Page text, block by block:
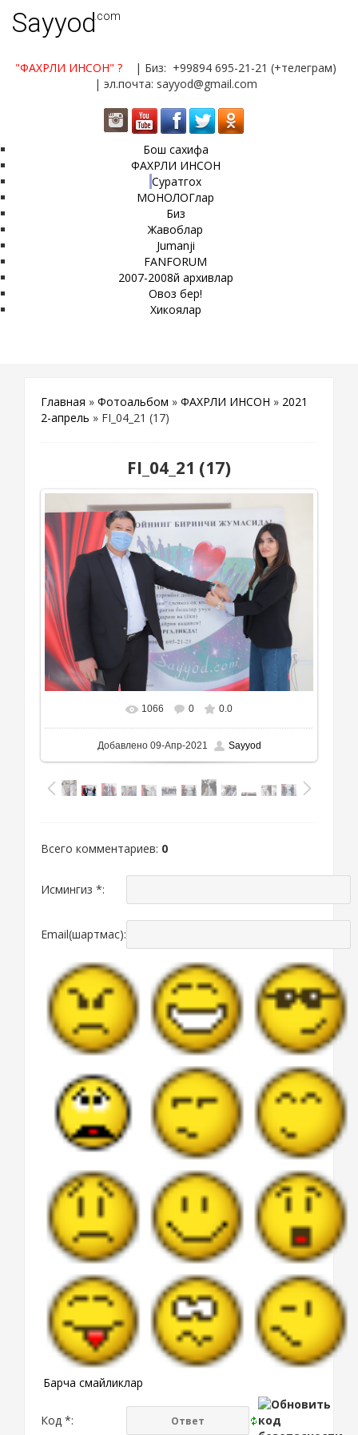
Sayyod.com
"ФАХРЛИ ИНСОН" ?
| Биз: +99894 695-21-21 (+телеграм)
| эл.почта: sayyod@gmail.com
Бош сахифа
ФАХРЛИ ИНСОН
Суратгох
МОНОЛОГлар
Биз
Жавоблар
Jumanji
FANFORUM
2007-2008й архивлар
Овоз бер!
Хикоялар
Главная » Фотоальбом » ФАХРЛИ ИНСОН » 2021
2-апрель » FI_04_21 (17)
FI_04_21 (17)
В реальном размере 1111x817
1066 0 0.0
Добавлено09-Апр-2021 Sayyod
Всего комментариев: 0
Исмингиз *:
Email(шартмас):
Барча смайликлар
Код *: